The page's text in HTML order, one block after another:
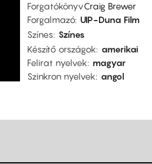
ForgatókönyvCraig Brewer
Forgalmazó UIP-Duna Film
Színes Színes
Készítő országok
amerikai
Felirat nyelvek
magyar
Szinkron nyelvek
angol